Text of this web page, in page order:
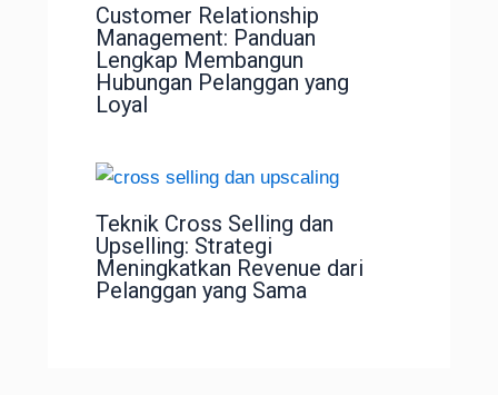
Customer Relationship
Management: Panduan
Lengkap Membangun
Hubungan Pelanggan yang
Loyal
Teknik Cross Selling dan
Upselling: Strategi
Meningkatkan Revenue dari
Pelanggan yang Sama